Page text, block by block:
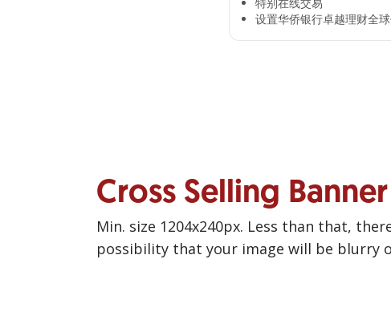
设置华侨银行卓越理财全
Cross Selling
Min. size 1204x240px. Less than that,
possibility that your image will be blurry